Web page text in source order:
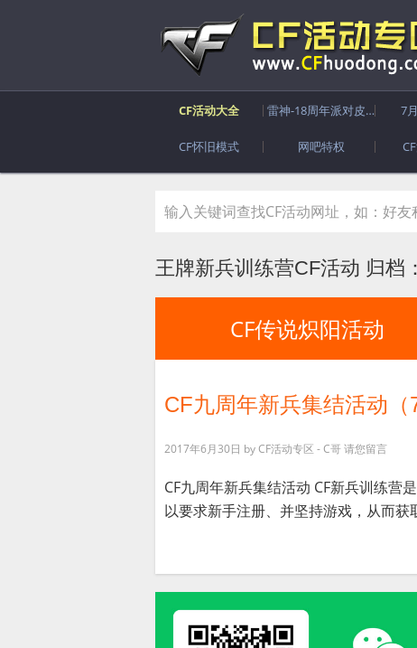
CF活动大全 雷神-18周年派对皮肤 7
CF怀旧模式 网吧特权
王牌新兵训练营CF活动 归档：
CF传说炽阳活动
CF九周年新兵集结活动（
2017年6月30日 byCF活动专区 - C哥请您留言
CF九周年新兵集结活动 CF新兵训练营
以要求新手注册、并坚持游戏，从而